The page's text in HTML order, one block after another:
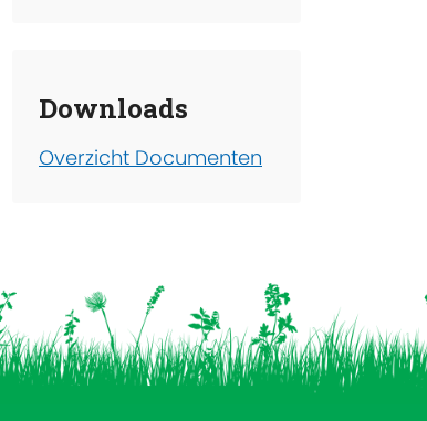
Downloads
Overzicht Documenten